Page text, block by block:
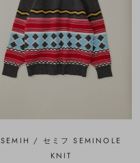
SEMIH / セミフ SEMINOLE
KNIT